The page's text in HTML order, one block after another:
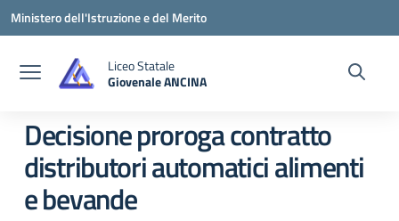
Vai ai contenuti
Vai al menu di navigazione
Vai al footer
Ministero dell'Istruzione e del Merito
Liceo Statale
Giovenale ANCINA
Decisione proroga contratto
distributori automatici alimenti
e bevande